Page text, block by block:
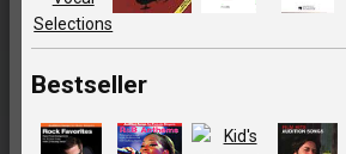
Bestseller